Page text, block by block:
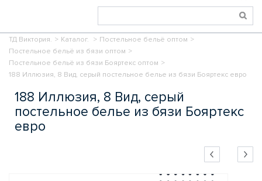
ТД Виктория. > Каталог. > Постельное бельё оптом >
Постельное бельё из бязи оптом >
Постельное бельё из бязи Бояртекс оптом >
188 Иллюзия, 8 Вид, серый постельное белье из бязи Бояртекс евро
188 Иллюзия, 8 Вид, серый
постельное белье из бязи Бояртекс
евро